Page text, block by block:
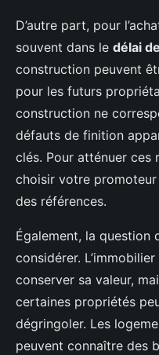
D’autre part, pour
souvent dans le délai
construction peuvent
pour les futurs
construction ne
défauts de finition
clés. Pour atténuer ces
choisir votre
des références.
Également, la question
considérer.
conserver sa valeur,
certaines propriétés
dégringoler. Les
peuvent connaître des